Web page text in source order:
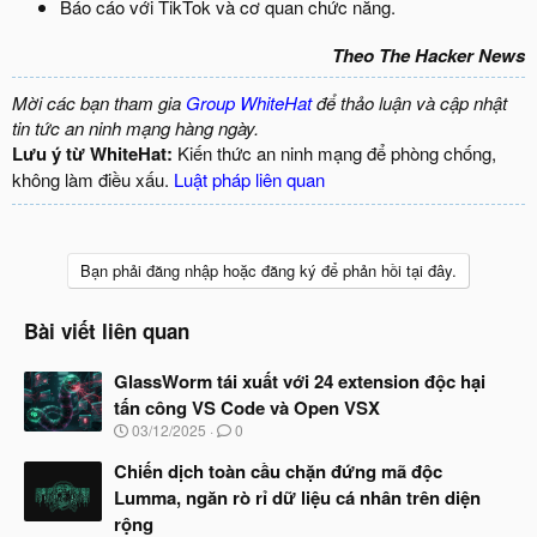
Báo cáo với TikTok và cơ quan chức năng.
Theo The Hacker News
Mời các bạn tham gia Group WhiteHatđể thảo luận và cập nhật
tin tức an ninh mạng hàng ngày.
Lưu ý từ WhiteHat: Kiến thức an ninh mạng để phòng chống,
không làm điều xấu. Luật pháp liên quan
Bạn phải đăng nhập hoặc đăng ký để phản hồi tại đây.
Bài viết liên quan
GlassWorm tái xuất với 24 extension độc hại
tấn công VS Code và Open VSX
N
à
b
ắ
03/12/2025 0
Chiến dịch toàn cầu chặn đứng mã độc
Lumma, ngăn rò rỉ dữ liệu cá nhân trên diện
rộng